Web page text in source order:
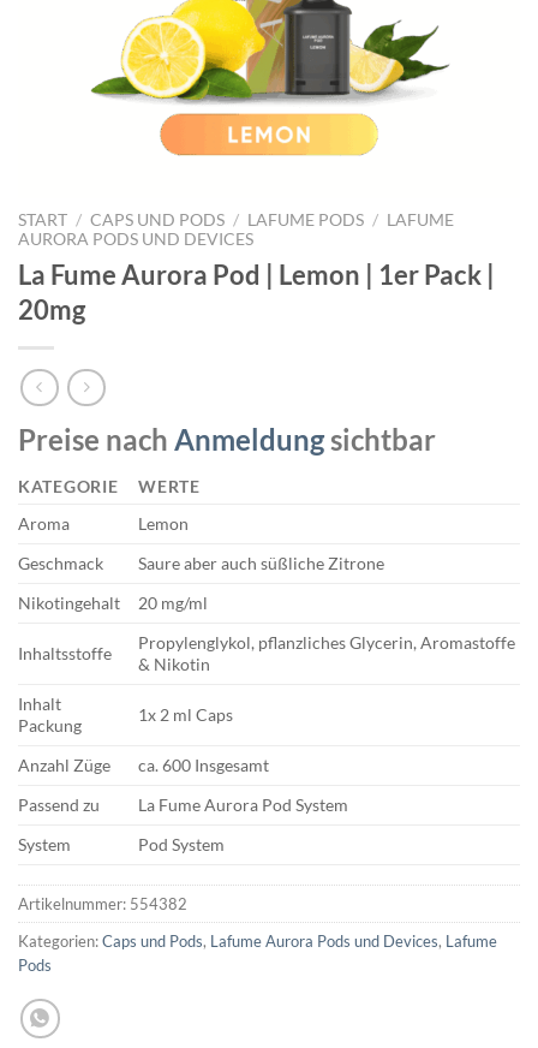
START / CAPS UND PODS / LAFUME PODS / LAFUME
AURORA PODS UND DEVICES
La Fume Aurora Pod | Lemon | 1er Pack |
20mg
Preise nach Anmeldungsichtbar
KATEGORIE
WERTE
Aroma
Lemon
Geschmack
Saure aber auch süßliche Zitrone
Nikotingehalt
20 mg/ml
Inhaltsstoffe
Propylenglykol, pflanzliches Glycerin, Aromastoffe
& Nikotin
Inhalt
Packung
1x 2 ml Caps
Anzahl Züge
ca. 600 Insgesamt
Passend zu
La Fume Aurora Pod System
System
Pod System
Artikelnummer: 554382
Kategorien:Caps und Pods, Lafume Aurora Pods und Devices, Lafume
Pods